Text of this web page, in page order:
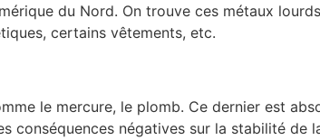
du Nord. On trouve ces métaux
certains vêtements, etc.
le mercure, le plomb. Ce dernier est
conséquences négatives sur la stabilité de